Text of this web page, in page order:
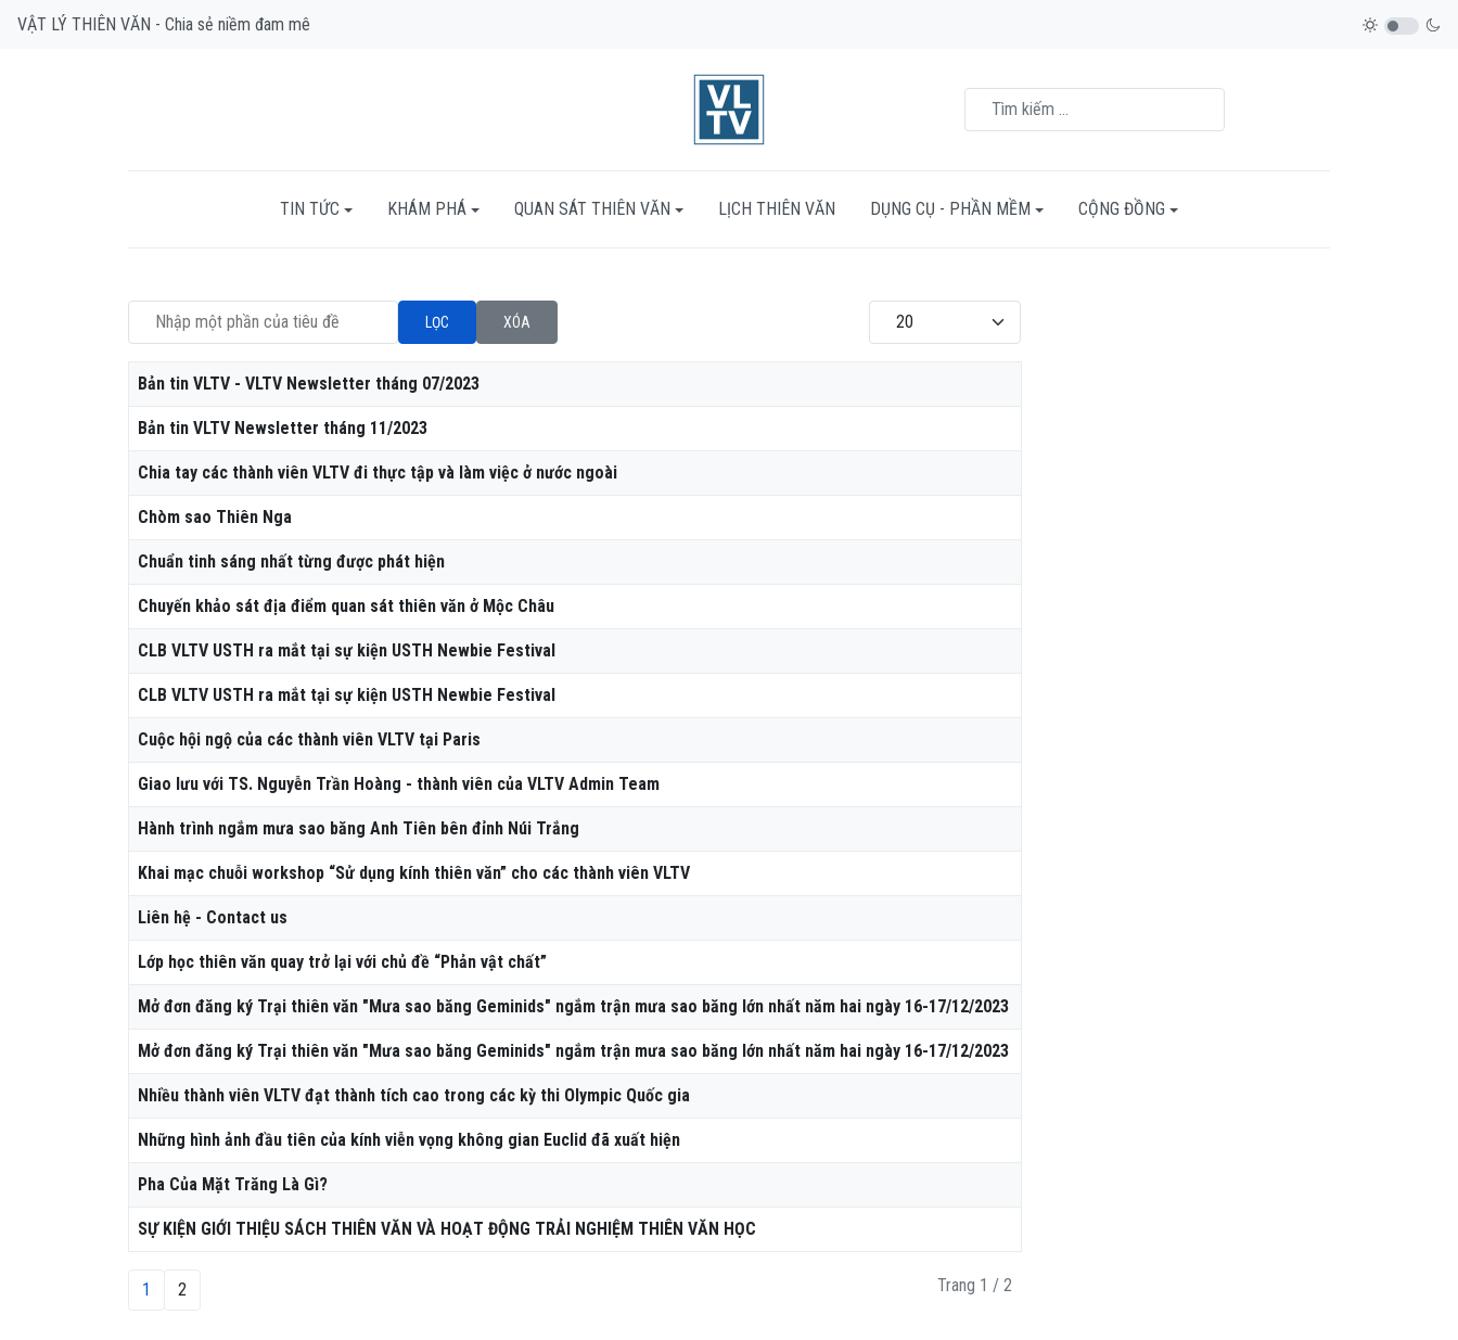
VẬT LÝ THIÊN VĂN - Chia sẻ niềm đam mê
TIN TỨC KHÁM PHÁ QUAN SÁT THIÊN VĂN LỊCH THIÊN VĂN DỤNG CỤ - PHẦN MỀM CỘNG ĐỒNG
Nhập một phần của tiêu đề LỌC XÓA Hiển thị #
Tiêu đề
Bản tin VLTV - VLTV Newsletter tháng 07/2023
Bản tin VLTV Newsletter tháng 11/2023
Chia tay các thành viên VLTV đi thực tập và làm việc ở nước ngoài
Chòm sao Thiên Nga
Chuẩn tinh sáng nhất từng được phát hiện
Chuyến khảo sát địa điểm quan sát thiên văn ở Mộc Châu
CLB VLTV USTH ra mắt tại sự kiện USTH Newbie Festival
CLB VLTV USTH ra mắt tại sự kiện USTH Newbie Festival
Cuộc hội ngộ của các thành viên VLTV tại Paris
Giao lưu với TS. Nguyễn Trần Hoàng - thành viên của VLTV Admin Team
Hành trình ngắm mưa sao băng Anh Tiên bên đỉnh Núi Trắng
Khai mạc chuỗi workshop “Sử dụng kính thiên văn” cho các thành viên VLTV
Liên hệ - Contact us
Lớp học thiên văn quay trở lại với chủ đề “Phản vật chất”
Mở đơn đăng ký Trại thiên văn "Mưa sao băng Geminids" ngắm trận mưa sao băng lớn nhất năm hai ngày 16-17/12/2023
Mở đơn đăng ký Trại thiên văn "Mưa sao băng Geminids" ngắm trận mưa sao băng lớn nhất năm hai ngày 16-17/12/2023
Nhiều thành viên VLTV đạt thành tích cao trong các kỳ thi Olympic Quốc gia
Những hình ảnh đầu tiên của kính viễn vọng không gian Euclid đã xuất hiện
Pha Của Mặt Trăng Là Gì?
SỰ KIỆN GIỚI THIỆU SÁCH THIÊN VĂN VÀ HOẠT ĐỘNG TRẢI NGHIỆM THIÊN VĂN HỌC
Trang 1 / 2
1 2